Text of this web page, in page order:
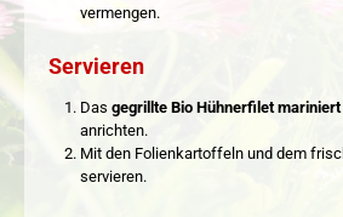
vermengen.
Servieren
Das gegrillte Bio Hühnerfilet mariniert
anrichten.
Mit den Folienkartoffeln und dem
servieren.